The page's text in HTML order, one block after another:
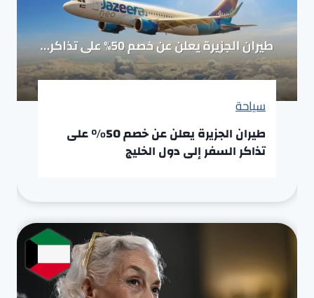
سياحة
طيران الجزيرة يعلن عن خصم 50% على
تذاكر السفر إلى دول الخليج